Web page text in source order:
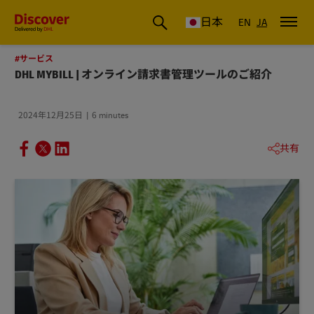
DHL Discover Japan 日本 EN JA
#サービス
DHL MYBILL | オンライン請求書管理ツールのご紹介
2024年12月25日 6 minutes
共有